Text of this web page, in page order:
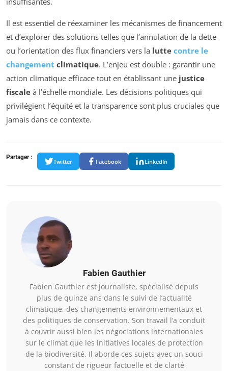
Il est essentiel de réexaminer les mécanismes de financement
et d’explorer des solutions telles que l’annulation de la dette
ou l’orientation des flux financiers vers la lutte contre le
changement climatique. L’enjeu est double : garantir une
action climatique efficace tout en établissant une justice
fiscale à l’échelle mondiale. Les décisions politiques qui
privilégient l’équité et la transparence sont plus cruciales que
jamais dans ce contexte.
Partager :
Twitter Facebook LinkedIn
Fabien Gauthier
Fabien Gauthier est journaliste, spécialisé depuis
plus de quinze ans dans le suivi de l’actualité
climatique, des changements environnementaux et
des politiques de conservation. Son travail l’a conduit
à couvrir aussi bien les négociations internationales
sur le climat que les initiatives locales de protection
de la biodiversité. Il aborde ces sujets avec un souci
constant de rigueur factuelle et de clarté